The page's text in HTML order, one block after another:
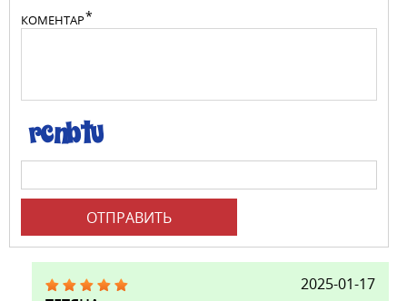
КОМЕНТАР
ОТПРАВИТЬ
2025-01-17